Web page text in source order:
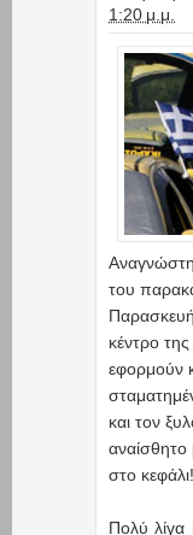
1:20 μ.μ.
του
κέντρο
εφορμούν
και τον
στο κεφάλι!
Πολύ